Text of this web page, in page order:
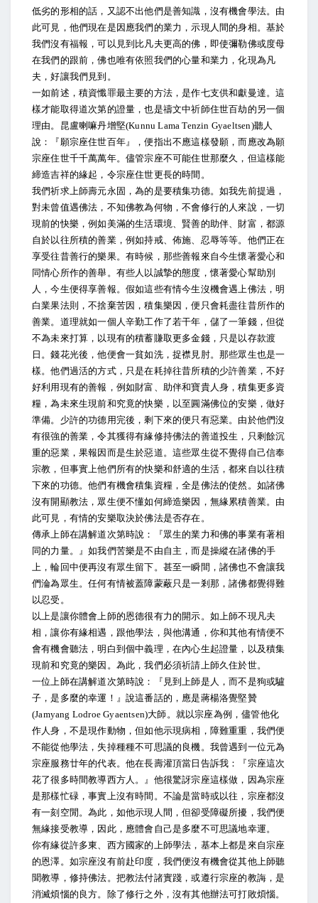
低劣的形相的話，又認不出他們是善知識，沒有機會學法。由
此可見，他們現在是因應我們的業力，示現人間的身相。基於
我們沒有福報，可以見到比凡夫更高的佛，即使彌勒佛或度母
在我們的跟前，佛也唯有依照我們的心量和業力，化現為凡
夫，好讓我們見到。
一如前述，積資懺罪最主要的方法，是作七支供和獻曼達。這
樣才能取得道次第的證量，也是禱文中祈師住世百劫的另一個
理由。昆盧喇嘛丹增堅(Kunnu Lama Tenzin Gyaeltsen)聽人
說：『願宗座住世百年』，便指出不應這樣發願，而應改為願
宗座住世千千萬萬年。儘管宗座不可能住世那麼久，但這樣能
締造吉祥的緣起，令宗座住世更長的時間。
我們祈求上師壽元永固，為的是要積集功德。如我先前提過，
對未曾值遇佛法，不知佛教為何物，不會修行的人來說，一切
現前的快樂，例如美滿的生活環境、賢善的助伴、財富，都源
自於以往所積的善業，例如持戒、佈施、忍辱等等。他們正在
享受往昔善行的樂果。有時候，那些善報來自今生懷著愛心和
同情心所作的善舉。有些人以誠摯的態度，懷著愛心幫助別
人，今生便得享善報。假如這些有情今生沒機會遇上佛法，明
白業果法則，不捨棄苦因，積集樂因，便只會耗盡往昔所作的
善業。道理就如一個人辛勤工作了若干年，儲了一筆錢，但從
不為未來打算，以現有的積蓄賺取更多金錢，只是以存款渡
日。錢花光後，他便會一貧如洗，捉襟見肘。那些眾生也是一
樣。他們過活的方式，只是在耗掉往昔所積的少許善業，不好
好利用現有的善報，例如財富、助伴和寶貴人身，積集更多資
糧，為未來生現前和究竟的快樂，以至圓滿佛位的安樂，做好
準備。少許的功德用完後，剩下來的便只有惡業。由於他們沒
有很強的善業，令其獲得有緣修持佛法的善道投生，只剩餘沉
重的惡業，果報因而是生於惡道。這些眾生從不覺得自己信奉
宗教，但事實上他們所有的快樂和舒適的生活，都來自以往積
下來的功德。他們有機會積集資糧，全是佛法的使然。如諸佛
沒有開顯教法，眾生便不懂如何締造樂因，無緣累積善業。由
此可見，有情的安樂取決於佛法是否存在。
傳承上師在講解道次第時說：『眾生的業力和佛的事業有著相
同的力量。』如我們苦樂是不由自主，而是操縱在諸佛的手
上，輪回中便再沒有眾生留下。甚至一瞬間，諸佛也不會讓我
們淪為眾生。任何有情被蓋障蒙蔽只是一剎那，諸佛都覺得難
以忍受。
以上是讓你體會上師的恩德很有力的開示。如上師不現凡夫
相，讓你有緣相遇，跟他學法，與他溝通，你和其他有情便不
會有機會聽法，明白到個中義理，在內心生起證量，以及積集
現前和究竟的樂因。為此，我們必須祈請上師久住於世。
一位上師在講解道次第時說：『見到上師是人，而不是狗或驢
子，是多麼的幸運！』說這番話的，應是蔣楊洛覺堅贊
(Jamyang Lodroe Gyaentsen)大師。就以宗座為例，儘管他化
作人身，不是現作動物，但如他示現病相，障難重重，我們便
不能從他學法，失掉種種不可思議的良機。我曾遇到一位元為
宗座服務廿年的代表。他在長壽灌頂當日告訴我：『宗座這次
花了很多時間教導西方人。』他很驚訝宗座這樣做，因為宗座
是那樣忙碌，事實上沒有時間。不論是當時或以往，宗座都沒
有一刻空閒。為此，如他示現人間，但卻受障礙所擾，我們便
無緣接受教導，因此，應體會自己是多麼不可思議地幸運。
你有緣從許多東、西方國家的上師學法，基本上都是來自宗座
的恩澤。如宗座沒有前赴印度，我們便沒有機會從其他上師聽
聞教導，修持佛法。把教法付諸實踐，或遵行宗座的教誨，是
消滅煩惱的良方。除了修行之外，沒有其他辦法可打敗煩惱。